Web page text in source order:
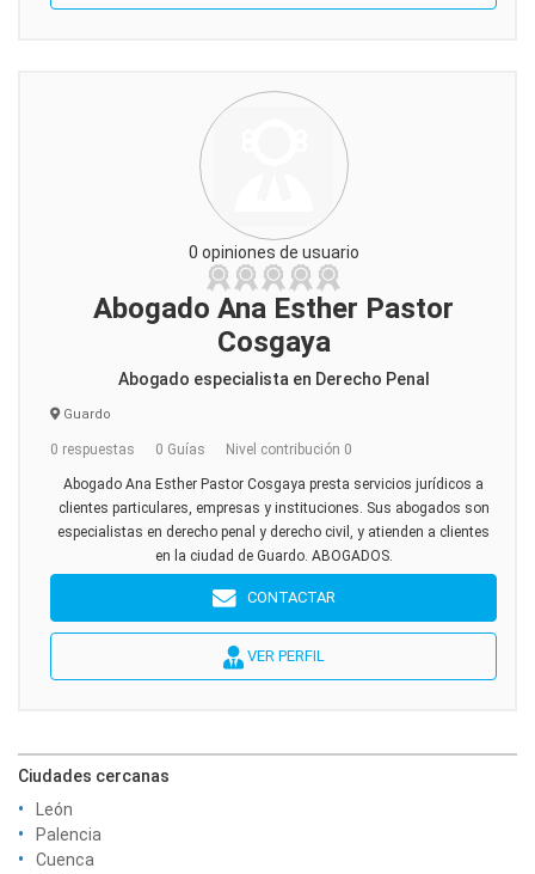
0 opiniones de usuario
Abogado Ana Esther Pastor
Cosgaya
Abogado especialista en Derecho Penal
Guardo
0 respuestas 0 Guías Nivel contribución 0
Abogado Ana Esther Pastor Cosgaya presta servicios jurídicos a
clientes particulares, empresas y instituciones. Sus abogados son
especialistas en derecho penal y derecho civil, y atienden a clientes
en la ciudad de Guardo. ABOGADOS.
CONTACTAR
VER PERFIL
Ciudades cercanas
León
Palencia
Cuenca